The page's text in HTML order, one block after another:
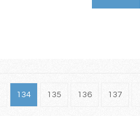
134 135 136 137